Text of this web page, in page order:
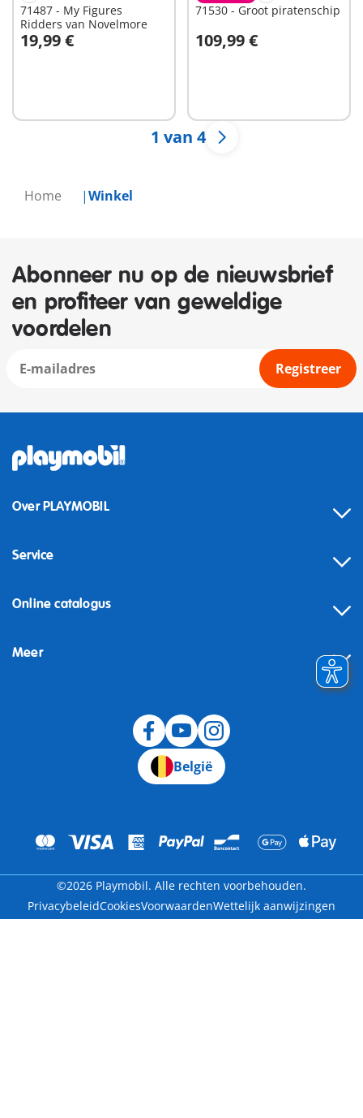
Home Winkel
71487 - My Figures
Ridders van Novelmore
19,99 €
71530 - Groot piratenschip
109,99 €
In winkelwagen
1 van 4
Abonneer nu op de nieuwsbrief
en profiteer van geweldige
voordelen
Registreer
Over PLAYMOBIL
Service
Online catalogus
Meer
België
©2026 Playmobil. Alle rechten voorbehouden.
PrivacybeleidCookiesVoorwaardenWettelijk aanwijzingen